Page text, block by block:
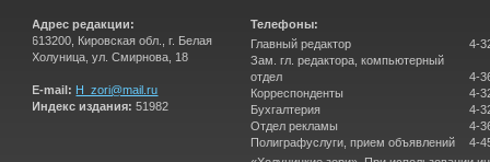
Адрес редакции:
613200, Кировская обл., г. Белая
Холуница, ул. Смирнова, 18
E-mail: H_zori@mail.ru
Индекс издания: 51982
Телефоны:
Главный редактор
Зам. гл. редактора, компьютерный
отдел
Корреспонденты
Бухгалтерия
Отдел рекламы
Полиграфуслуги, прием объявлений
4-
4-
4-
4-
4-
4-